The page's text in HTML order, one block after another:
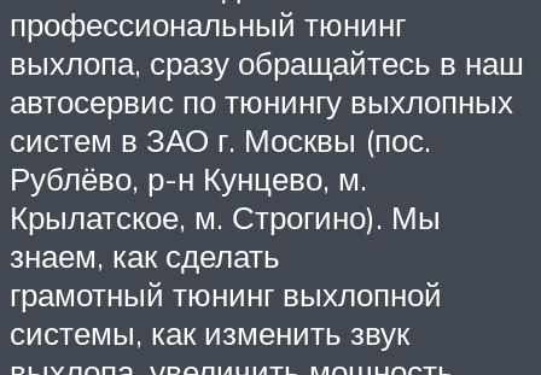
профессиональный тюнинг
выхлопа, сразу обращайтесь в наш
автосервис по тюнингу выхлопных
систем в ЗАО г. Москвы (пос.
Рублёво, р-н Кунцево, м.
Крылатское, м. Строгино). Мы
знаем, как сделать
грамотный тюнинг выхлопной
системы, как изменить звук